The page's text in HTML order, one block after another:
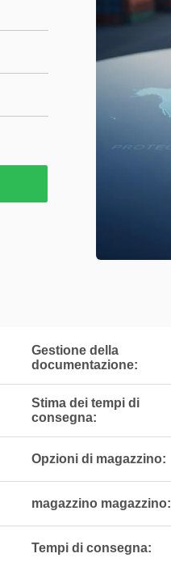
Gestione della
documentazione:
Stima dei tempi di
consegna:
Opzioni di magazzino:
magazzino magazzino:
Tempi di consegna: